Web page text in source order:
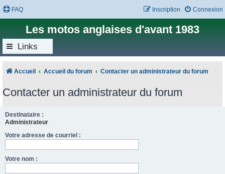
FAQ Connexion
Inscription
Les motos anglaises d'avant 1983
Links
Accueil Accueil du forum Contacter un administrateur du forum
Contacter un administrateur du forum
Destinataire :
Administrateur
Votre adresse de courriel :
Votre nom :